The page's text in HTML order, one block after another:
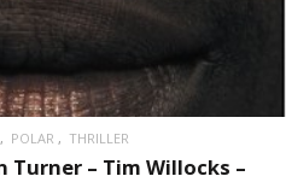
POLAR THRILLER
Turner – Tim Willocks –